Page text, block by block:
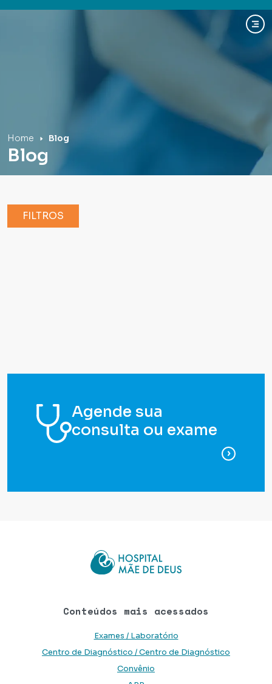
Home Blog
Blog
FILTROS
Agende sua
consulta ou exame
para
Conteúdos mais acessados
Exames / Laboratório
Centro de Diagnóstico / Centro de Diagnóstico
Convênio